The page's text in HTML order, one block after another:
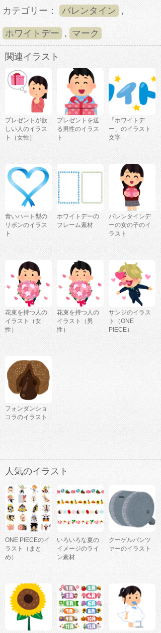
カテゴリー： バレンタイン ,
ホワイトデー , マーク
関連イラスト
プレゼントが欲
しい人のイラス
ト（女性）
プレゼントを送
る男性のイラス
ト
「ホワイトデ
ー」のイラスト
文字
青いハート型の
リボンのイラス
ト
ホワイトデーの
フレーム素材
バレンタインデ
ーの女の子のイ
ラスト
花束を持つ人の
イラスト（女
性）
花束を持つ人の
イラスト（男
性）
サンジのイラス
ト（ONE
PIECE）
フォンダンショ
コラのイラスト
人気のイラスト
ONE PIECEのイ
ラスト（まと
め）
いろいろな夏の
イメージのライ
ン素材
クーゲルパンツ
ァーのイラスト